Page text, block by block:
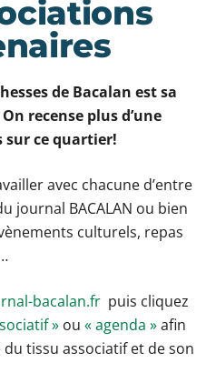
de Bacalan est sa
recense plus d’une
sur ce quartier!
avec chacune d’entre
journal BACALAN ou bien
culturels, repas
bacalan.fr puis cliquez
» ou « agenda »afin
tissu associatif et de son